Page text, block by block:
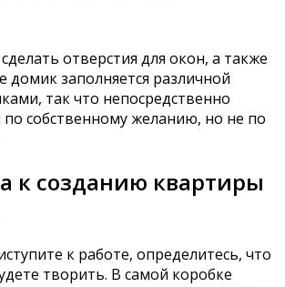
отверстия для окон, а также
домик заполняется различной
так что непосредственно
собственному желанию, но не по
к созданию квартиры
к работе, определитесь, что
творить. В самой коробке